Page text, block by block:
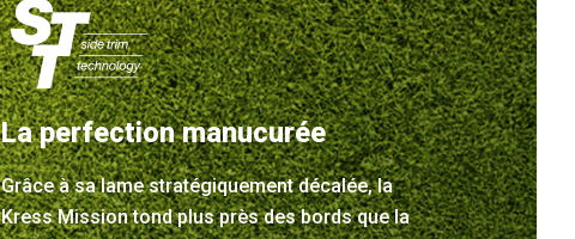
La perfection manucurée
Grâce à sa lame stratégiquement décalée, la
Kress Mission tond plus près des bords que la